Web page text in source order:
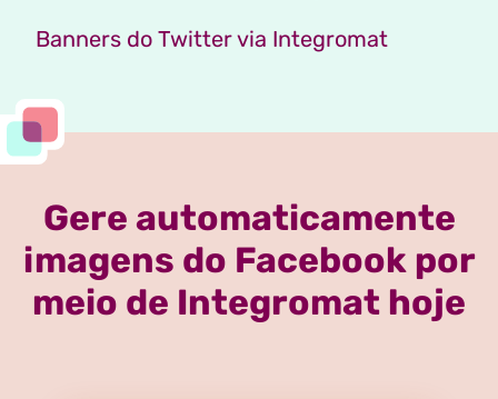
Banners do Twitter via Integromat
Gere automaticamente
imagens do Facebook por
meio de Integromat hoje